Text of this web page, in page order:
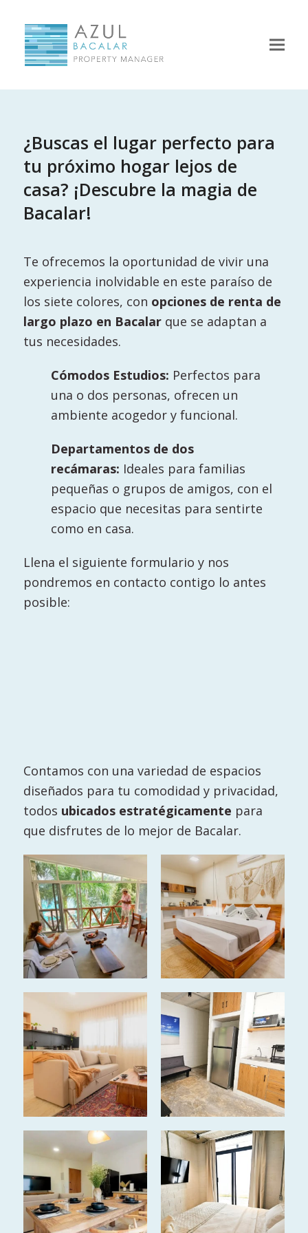
¿Buscas el lugar perfecto para
tu próximo hogar lejos de
casa? ¡Descubre la magia de
Bacalar!
Te ofrecemos la oportunidad de vivir una
experiencia inolvidable en este paraíso de
los siete colores, con opciones de renta de
largo plazo en Bacalarque se adaptan a
tus necesidades.
Cómodos Estudios: Perfectos para
una o dos personas, ofrecen un
ambiente acogedor y funcional.
Departamentos de dos
recámaras: Ideales para familias
pequeñas o grupos de amigos, con el
espacio que necesitas para sentirte
como en casa.
Llena el siguiente formulario y nos
pondremos en contacto contigo lo antes
posible:
Contamos con una variedad de espacios
diseñados para tu comodidad y privacidad,
todos ubicados estratégicamente para
que disfrutes de lo mejor de Bacalar.